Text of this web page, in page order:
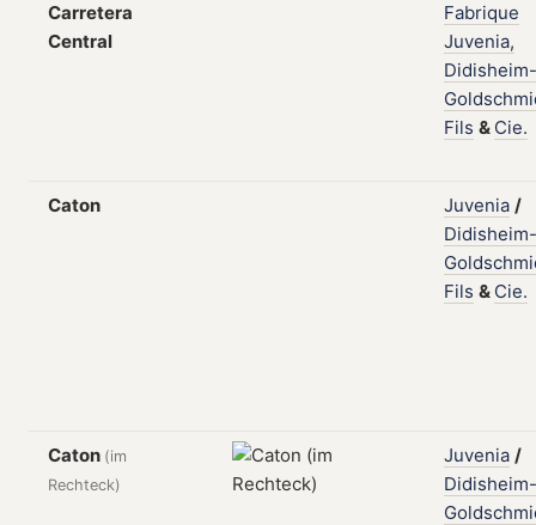
Carretera
Central
Fabrique
Juvenia,
Didisheim-
Fils & Cie.
Caton Juvenia /
Didisheim-
Fils & Cie.
Caton (im
Rechteck)
Juvenia /
Didisheim-